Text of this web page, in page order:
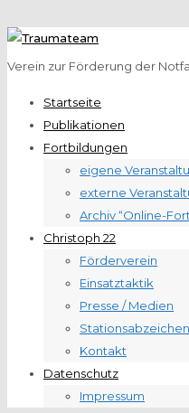
Verein zur Förderung der
Startseite
Publikationen
Fortbildungen
eigene
externe
Archiv “Online-
Christoph 22
Förderverein
Einsatztaktik
Presse / Medien
Stationsabzeichen
Kontakt
Datenschutz
Impressum